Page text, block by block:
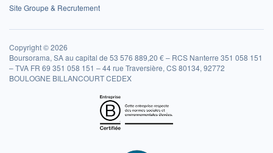
Site Groupe & Recrutement
Copyright © 2026
Boursorama, SA au capital de 53 576 889,20 € – RCS Nanterre 351 058 151
– TVA FR 69 351 058 151 – 44 rue Traversière, CS 80134, 92772
BOULOGNE BILLANCOURT CEDEX